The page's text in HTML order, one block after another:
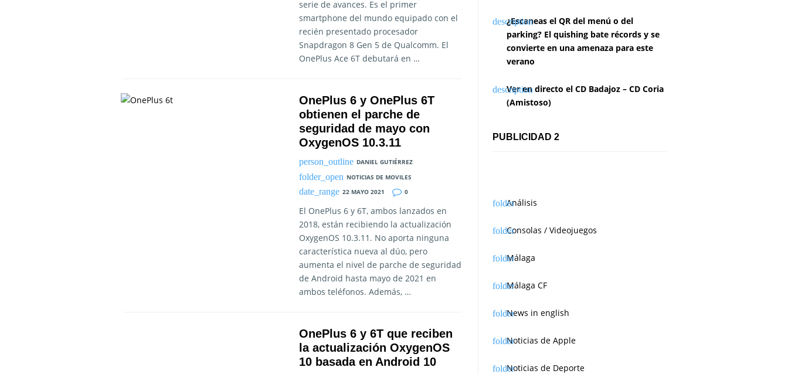
serie de avances. Es el primer
smartphone del mundo equipado con el
recién presentado procesador
Snapdragon 8 Gen 5 de Qualcomm. El
OnePlus Ace 6T debutará en …
OnePlus 6 y OnePlus 6T
obtienen el parche de
seguridad de mayo con
OxygenOS 10.3.11
DANIEL GUTIÉRREZ
NOTICIAS DE MOVILES
22 MAYO 2021
0
El OnePlus 6 y 6T, ambos lanzados en
2018, están recibiendo la actualización
OxygenOS 10.3.11. No aporta ninguna
característica nueva al dúo, pero
aumenta el nivel de parche de seguridad
de Android hasta mayo de 2021 en
ambos teléfonos. Además, …
OnePlus 6 y 6T que reciben
la actualización OxygenOS
10 basada en Android 10
¿Escaneas el QR del menú o del
parking? El quishing bate récords y se
convierte en una amenaza para este
verano
Ver en directo el CD Badajoz – CD Coria
(Amistoso)
PUBLICIDAD 2
Análisis
Consolas / Videojuegos
Málaga
Málaga CF
News in english
Noticias de Apple
Noticias de Deporte